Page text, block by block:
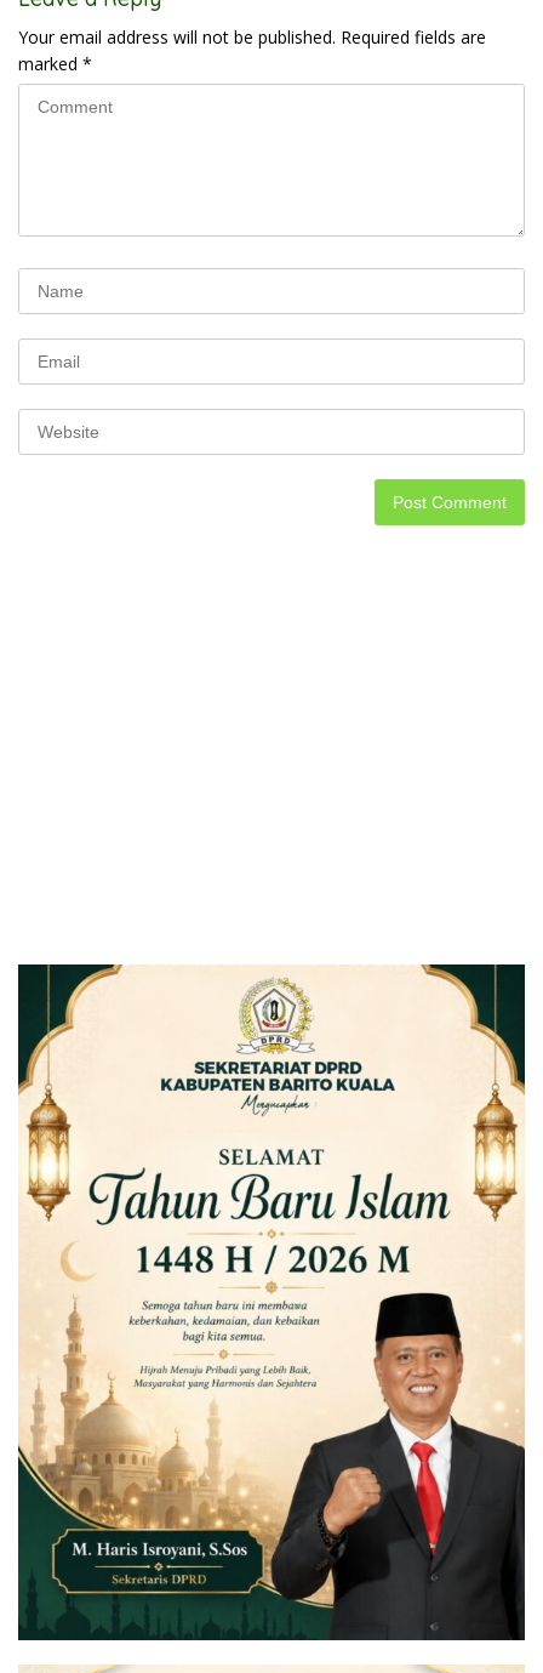
Your email address will not be published. Required fields are
marked *